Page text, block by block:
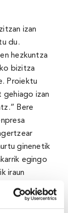
izan
du.
hezkuntza
bizitza
Proiektu
izan
Bere
ginenetik
egingo
iraun
sektore
ereduak